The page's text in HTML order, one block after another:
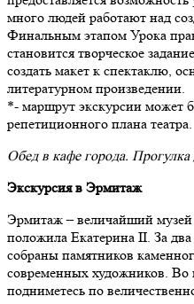
много людей работают над
Финальным этапом Урока
становится творческое
создать макет к спектаклю,
литературном произведении.
*- маршрут экскурсии может
репетиционного плана театра.
Обед в кафе города.
Экскурсия в Эрмитаж
Эрмитаж – величайший музей
положила Екатерина II. За два
собраны памятников
современных художников. Во
подниметесь по